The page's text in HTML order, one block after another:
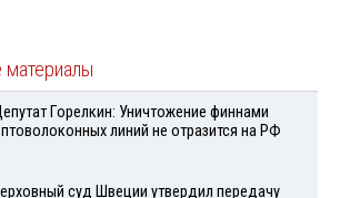
Горелкин: Уничтожение финнами
линий не отразится на РФ
суд Швеции утвердил передачу